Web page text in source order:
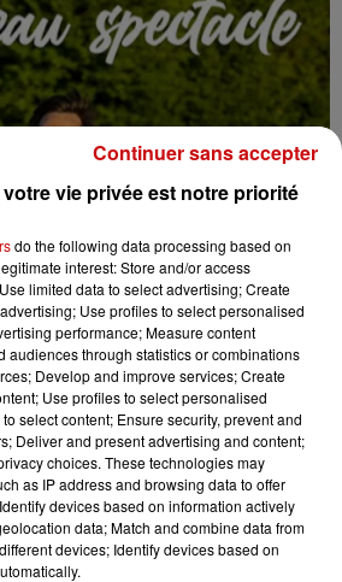
à 23h58
DE L'HUMOUR
vie privée est notre priorité
do the following data processing based on
interest: Store and/or access
limited data to select advertising; Create
Use profiles to select personalised
performance; Measure content
audiences through statistics or combinations
Develop and improve services; Create
Use profiles to select personalised
select content; Ensure security, prevent and
Deliver and present advertising and content;
choices. These technologies may
as IP address and browsing data to offer
devices based on information actively
data; Match and combine data from
devices; Identify devices based on
Continuer sans accepter